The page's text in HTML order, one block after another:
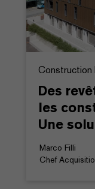
Construction
Des
les
Une
Marco Filli
Chef